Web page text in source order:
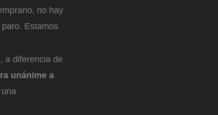
no hay
Estamos
a diferencia de
unánime a